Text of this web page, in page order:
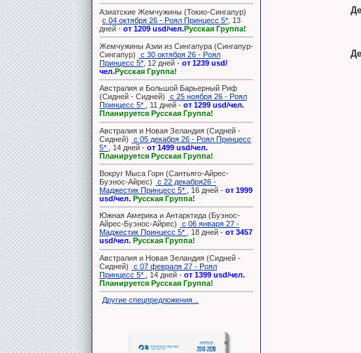
Азиатские Жемчужины (Токио-Сингапур)
с 04 октября 26 - Роял Принцесс 5* , 13
дней - от 1209 usd/чел.Русская Группа!
Жемчужины Азии из Сингапура (Сингапур-
Сингапур)
с 30 октября 26 - Роял
Принцесс 5* , 12 дней - от 1239 usd/
чел.Русская Группа!
Австралия и Большой Барьерный Риф
(Сидней - Сидней)
с 25 ноября 26 - Роял
Принцесс 5*
, 11 дней - от 1299 usd/чел.
Планируется Русская Группа!
Австралия и Новая Зеландия (Сидней -
Сидней)
с 05 декабря 26 - Роял Принцесс
5*
, 14 дней - от 1499 usd/чел.
Планируется Русская Группа!
Вокруг Мыса Горн (Сантьяго-Айрес-
Буэнос-Айрес)
с 22 декабря26 -
Маджестик Принцесс 5*
, 16 дней - от 1999
usd/чел. Русская Группа!
Южная Америка и Антарктида (Буэнос-
Айрес-Буэнос-Айрес)
с 06 января 27 -
Маджестик Принцесс 5*
, 18 дней - от 3457
usd/чел. Русская Группа!
Австралия и Новая Зеландия (Сидней -
Сидней)
с 07 февраля 27 - Роял
Принцесс 5*
, 14 дней - от 1399 usd/чел.
Планируется Русская Группа!
Другие спецпредложения...